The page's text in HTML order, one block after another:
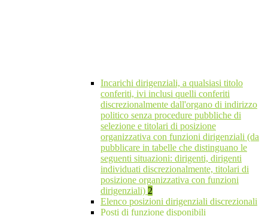
Incarichi dirigenziali, a qualsiasi titolo
conferiti, ivi inclusi quelli conferiti
discrezionalmente dall'organo di indirizzo
politico senza procedure pubbliche di
selezione e titolari di posizione
organizzativa con funzioni dirigenziali (da
pubblicare in tabelle che distinguano le
seguenti situazioni: dirigenti, dirigenti
individuati discrezionalmente, titolari di
posizione organizzativa con funzioni
dirigenziali) 2
Elenco posizioni dirigenziali discrezionali
Posti di funzione disponibili